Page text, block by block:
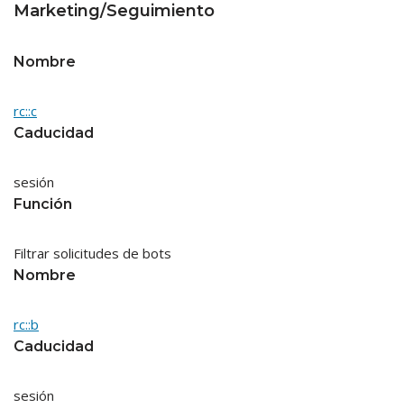
Marketing/Seguimiento
Nombre
rc::c
Caducidad
sesión
Función
Filtrar solicitudes de bots
Nombre
rc::b
Caducidad
sesión